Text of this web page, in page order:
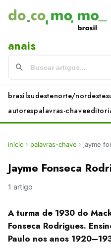
anais
brasilsudestenorte/nordeste
autorespalavras-chave
início › palavras-chave › jayme
Jayme Fonseca
1 artigo
A turma de 1930 do
Fonseca Rodrigues.
Paulo nos anos